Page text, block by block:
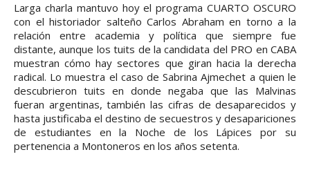
Larga charla mantuvo hoy el programa CUARTO OSCURO
con el historiador salteño Carlos Abraham en torno a la
relación entre academia y política que siempre fue
distante, aunque los tuits de la candidata del PRO en CABA
muestran cómo hay sectores que giran hacia la derecha
radical. Lo muestra el caso de Sabrina Ajmechet a quien le
descubrieron tuits en donde negaba que las Malvinas
fueran argentinas, también las cifras de desaparecidos y
hasta justificaba el destino de secuestros y desapariciones
de estudiantes en la Noche de los Lápices por su
pertenencia a Montoneros en los años setenta.